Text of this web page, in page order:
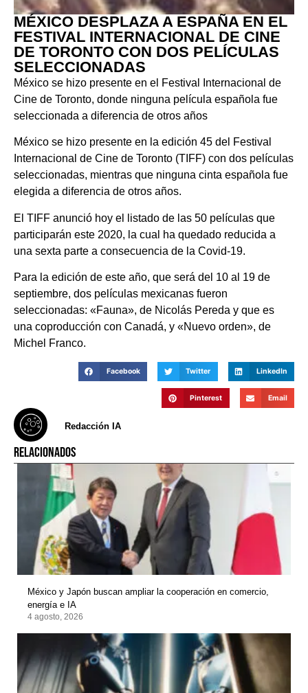
MÉXICO DESPLAZA A ESPAÑA EN EL
FESTIVAL INTERNACIONAL DE CINE
DE TORONTO CON DOS PELÍCULAS
SELECCIONADAS
México se hizo presente en el Festival Internacional de
Cine de Toronto, donde ninguna película española fue
seleccionada a diferencia de otros años
México se hizo presente en la edición 45 del Festival
Internacional de Cine de Toronto (TIFF) con dos películas
seleccionadas, mientras que ninguna cinta española fue
elegida a diferencia de otros años.
El TIFF anunció hoy el listado de las 50 películas que
participarán este 2020, la cual ha quedado reducida a
una sexta parte a consecuencia de la Covid-19.
Para la edición de este año, que será del 10 al 19 de
septiembre, dos películas mexicanas fueron
seleccionadas: «Fauna», de Nicolás Pereda y que es
una coproducción con Canadá, y «Nuevo orden», de
Michel Franco.
Facebook Twitter LinkedIn
Pinterest Email
Redacción IA
RELACIONADOS
México y Japón buscan ampliar la cooperación en comercio,
energía e IA
4 agosto, 2026